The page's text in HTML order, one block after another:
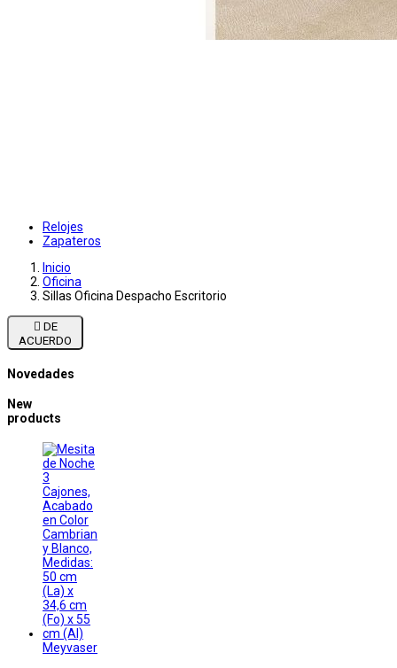
Relojes
Zapateros
Inicio
Oficina
Sillas Oficina Despacho Escritorio

ACUERDO
Novedades
New
products
Meyvaser